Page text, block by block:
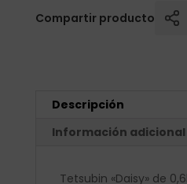
Compartir producto
Descripción
Información adicional
Tetsubin «Daisy» de